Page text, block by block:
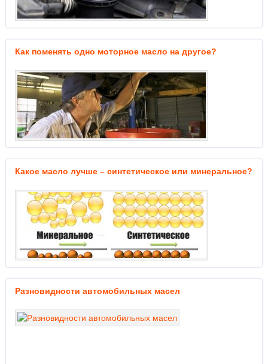
Как поменять одно моторное масло на другое?
Какое масло лучше – синтетическое или минеральное?
Разновидности автомобильных масел